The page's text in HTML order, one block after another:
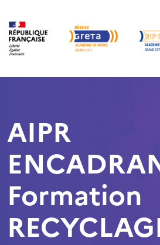
AIPR
Formation